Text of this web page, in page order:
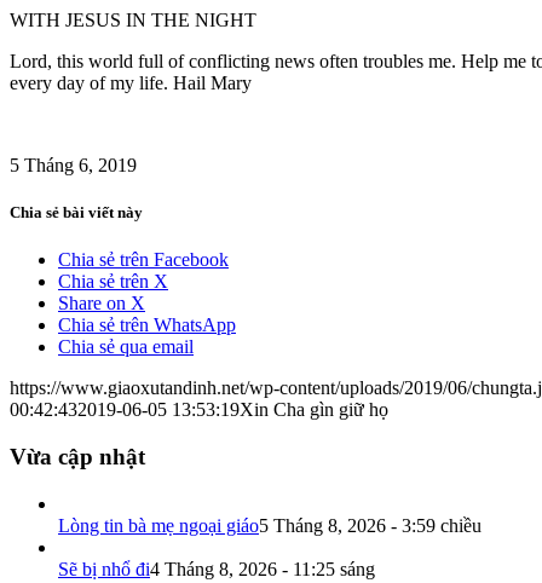
WITH JESUS IN THE NIGHT
Lord, this world full of conflicting news often troubles me. Help me
every day of my life. Hail Mary
5 Tháng 6, 2019
Chia sẻ bài viết này
Chia sẻ trên Facebook
Chia sẻ trên X
Share on X
Chia sẻ trên WhatsApp
Chia sẻ qua email
https://www.giaoxutandinh.net/wp-content/uploads/2019/06/
00:42:432019-06-05 13:53:19Xin Cha gìn giữ họ
Vừa cập nhật
Lòng tin bà mẹ ngoại giáo5 Tháng 8, 2026 - 3:59 chiều
Sẽ bị nhổ đi4 Tháng 8, 2026 - 11:25 sáng